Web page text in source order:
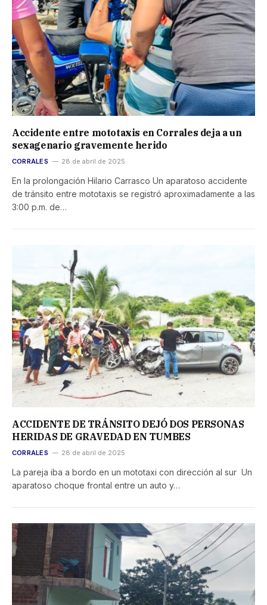
Accidente entre mototaxis en Corrales deja a un
sexagenario gravemente herido
CORRALES 28 de abril de 2025
En la prolongación Hilario Carrasco Un aparatoso accidente
de tránsito entre mototaxis se registró aproximadamente a las
3:00 p.m. de…
ACCIDENTE DE TRÁNSITO DEJÓ DOS PERSONAS
HERIDAS DE GRAVEDAD EN TUMBES
CORRALES 28 de abril de 2025
La pareja iba a bordo en un mototaxi con dirección al sur Un
aparatoso choque frontal entre un auto y…